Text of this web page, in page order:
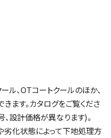
ル、OTコートクールのほか、
ます。カタログをご覧くださ
設計価格が異なります)。
化状態によって下地処理方